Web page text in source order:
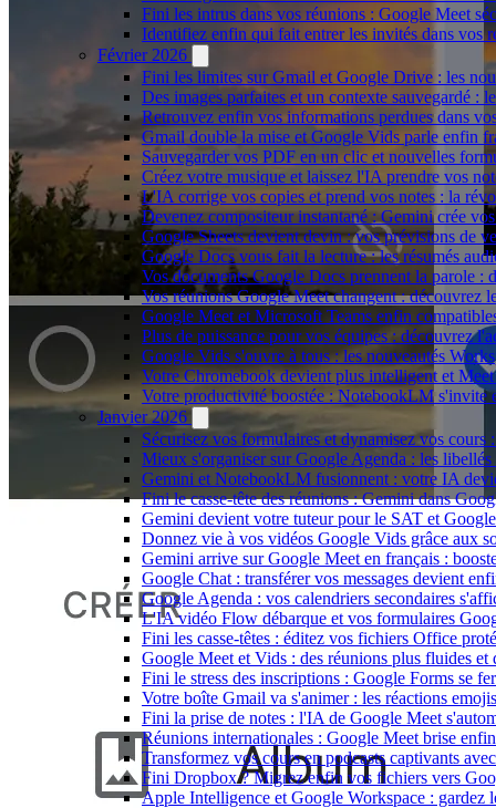
Fini les intrus dans vos réunions : Google Meet
Identifiez enfin qui fait entrer les invités dans vos
Février 2026
Fini les limites sur Gmail et Google Drive : les
Des images parfaites et un contexte sauvegardé :
Retrouvez enfin vos informations perdues dans
Gmail double la mise et Google Vids parle enfin
Sauvegarder vos PDF en un clic et nouvelles
Créez votre musique et laissez l'IA prendre vos
L'IA corrige vos copies et prend vos notes : la
Devenez compositeur instantané : Gemini crée
Google Sheets devient devin : vos prévisions de
Google Docs vous fait la lecture : les résumés
Vos documents Google Docs prennent la parole :
Vos réunions Google Meet changent : découvrez
Google Meet et Microsoft Teams enfin
Plus de puissance pour vos équipes : découvrez
Google Vids s'ouvre à tous : les nouveautés
Votre Chromebook devient plus intelligent et
Votre productivité boostée : NotebookLM s'invite
Janvier 2026
Sécurisez vos formulaires et dynamisez vos cours
Mieux s'organiser sur Google Agenda : les
Gemini et NotebookLM fusionnent : votre IA
Fini le casse-tête des réunions : Gemini dans
Gemini devient votre tuteur pour le SAT et
Donnez vie à vos vidéos Google Vids grâce aux
Gemini arrive sur Google Meet en français :
Google Chat : transférer vos messages devient
Google Agenda : vos calendriers secondaires
L'IA vidéo Flow débarque et vos formulaires
Fini les casse-têtes : éditez vos fichiers Office
Google Meet et Vids : des réunions plus fluides et
Fini le stress des inscriptions : Google Forms se
Votre boîte Gmail va s'animer : les réactions
Fini la prise de notes : l'IA de Google Meet
Réunions internationales : Google Meet brise
Transformez vos cours en podcasts captivants
Fini Dropbox ? Migrez enfin vos fichiers vers
Apple Intelligence et Google Workspace : gardez